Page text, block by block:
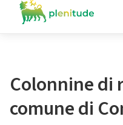
Colonnine di
comune di